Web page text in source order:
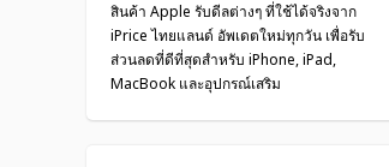
สินค้า Apple รับดีลต่างๆ ที่ใช้ได้จริงจาก
iPrice ไทยแลนด์ อัพเดตใหม่ทุกวัน เพื่อรับ
ส่วนลดที่ดีที่สุดสำหรับ iPhone, iPad,
MacBook และอุปกรณ์เสริม